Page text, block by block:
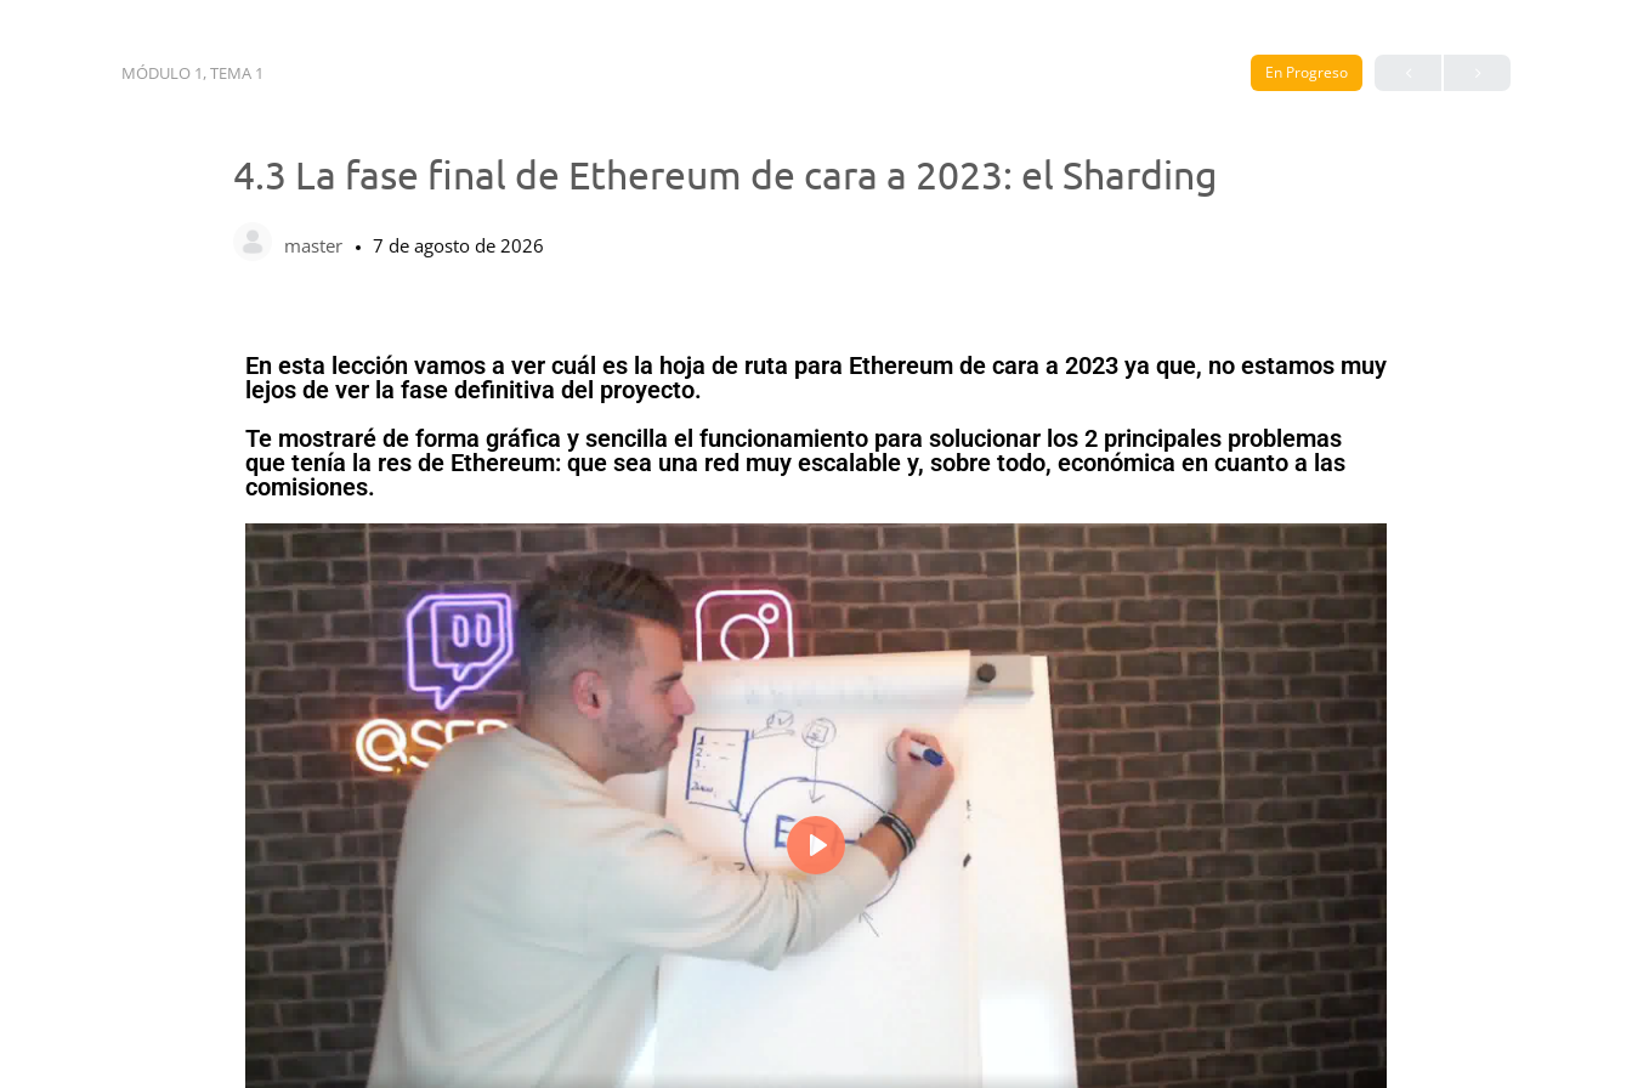
MÓDULO 1, TEMA 1 En Progreso
4.3 La fase final de Ethereum de cara a 2023: el Sharding
master 7 de agosto de 2026
En esta lección vamos a ver cuál es la hoja de ruta para Ethereum de cara a 2023 ya que, no estamos muy
lejos de ver la fase definitiva del proyecto.
Te mostraré de forma gráfica y sencilla el funcionamiento para solucionar los 2 principales problemas
que tenía la res de Ethereum: que sea una red muy escalable y, sobre todo, económica en cuanto a las
comisiones.